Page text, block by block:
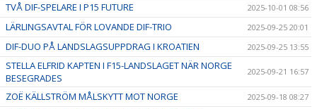
TVÅ DIF-SPELARE I P15 FUTURE 2025-10-01 08:56
LÄRLINGSAVTAL FÖR LOVANDE DIF-TRIO 2025-09-25 20:01
DIF-DUO PÅ LANDSLAGSUPPDRAG I KROATIEN 2025-09-25 13:55
STELLA ELFRID KAPTEN I F15-LANDSLAGET NÄR NORGE
BESEGRADES
2025-09-21 16:57
ZOË KÄLLSTRÖM MÅLSKYTT MOT NORGE 2025-09-18 08:27